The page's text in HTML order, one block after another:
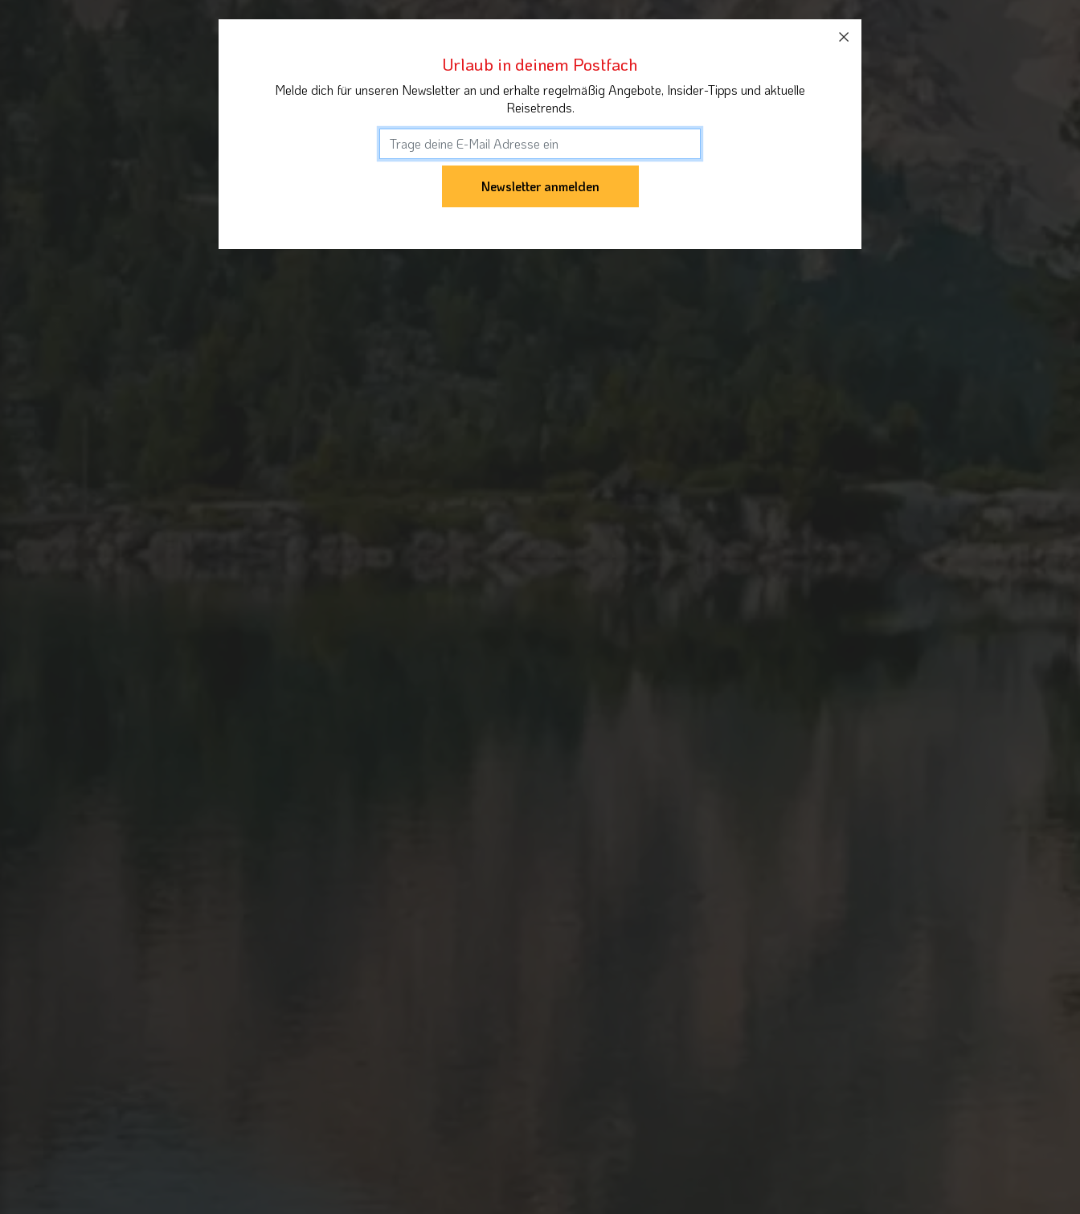
Urlaub in deinem Postfach
Melde dich für unseren Newsletter an und erhalte regelmäßig Angebote, Insider-Tipps und aktuelle
Reisetrends.